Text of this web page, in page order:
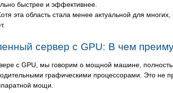
быстрее и эффективнее.
эта область стала менее актуальной для
сервер с GPU: В чем
с GPU, мы говорим о мощной машине,
графическими процессорами. Это не
мощи.